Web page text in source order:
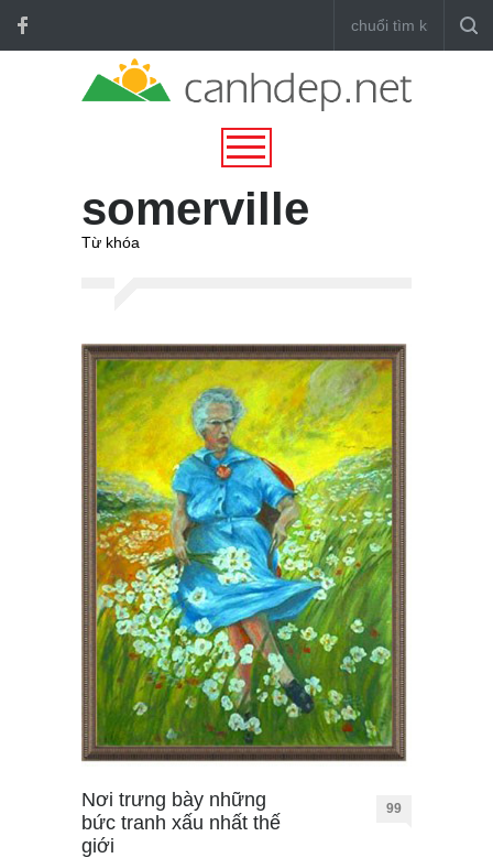
somerville
Từ khóa
Nơi trưng bày những
bức tranh xấu nhất thế
giới
99